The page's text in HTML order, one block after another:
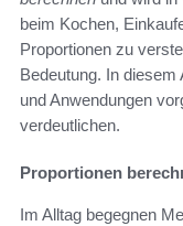
beim Kochen,
Proportionen zu
Bedeutung. In
und Anwendungen
verdeutlichen.
Proportionen
Im Alltag begegnen